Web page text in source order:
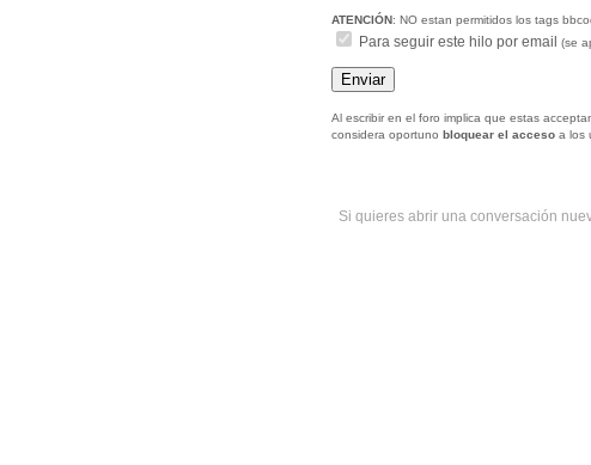
ATENCIÓN: NO estan permitidos los tags
Para seguir este hilo por email (se
Al escribir en el foro implica que estas
considera oportuno bloquear el acceso a los
Si quieres abrir una conversación